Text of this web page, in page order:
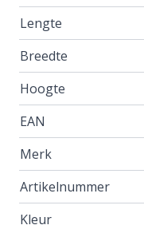
Lengte
Breedte
Hoogte
EAN
Merk
Artikelnummer
Kleur